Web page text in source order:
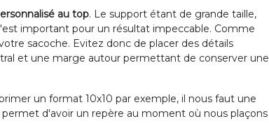
au top. Le support étant de grande taille,
important pour un résultat impeccable. Comme
sacoche. Evitez donc de placer des détails
et une marge autour permettant de conserver une
un format 10x10 par exemple, il nous faut une
d'avoir un repère au moment où nous plaçons